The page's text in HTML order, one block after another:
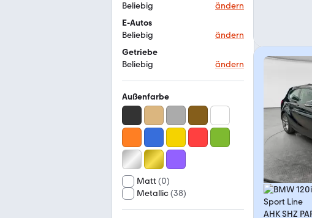
Beliebig
ändern
E-Autos
Beliebig
ändern
Getriebe
Beliebig
ändern
Außenfarbe
Matt (0)
Metallic(38)